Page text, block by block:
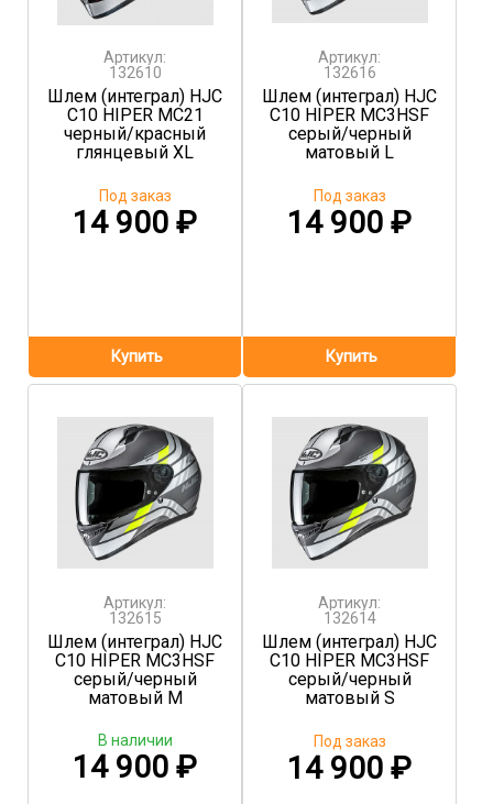
Артикул:
132610
Шлем (интеграл) HJC
C10 HIPER MC21
черный/красный
глянцевый XL
14 900 ₽
Под заказ
Артикул:
132616
Шлем (интеграл) HJC
C10 HIPER MC3HSF
серый/черный
матовый L
14 900₽
Под заказ
Артикул:
132615
Шлем (интеграл) HJC
C10 HIPER MC3HSF
серый/черный
матовый M
14 900 ₽
В наличии
Артикул:
132614
Шлем (интеграл) HJC
C10 HIPER MC3HSF
серый/черный
матовый S
14 900₽
Под заказ